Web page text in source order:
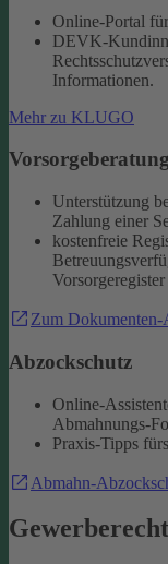
Online-Portal
DEVK-
Informationen.
Mehr zu KLUGO
Vorsorgeberatung
Unterstützung
Zahlung einer
kostenfreie
Vorsorgeregister
Zum Dokumenten-
Abzockschutz
Online-
Abmahnungs-
Praxis-Tipps
Abmahn-